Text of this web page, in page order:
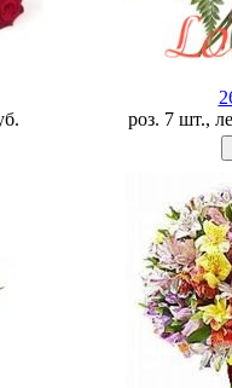
роз. 7 шт.,